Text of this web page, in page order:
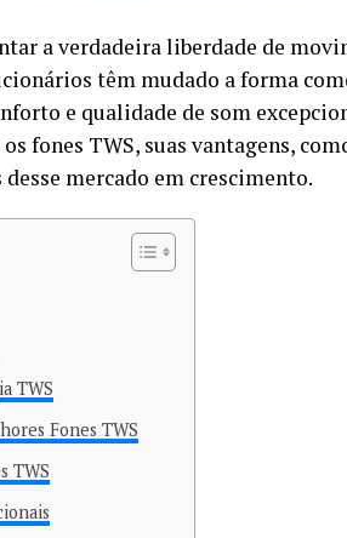
a verdadeira liberdade de
têm mudado a forma
e qualidade de som
fones TWS, suas vantagens,
mercado em crescimento.
TWS
Fones TWS
TWS